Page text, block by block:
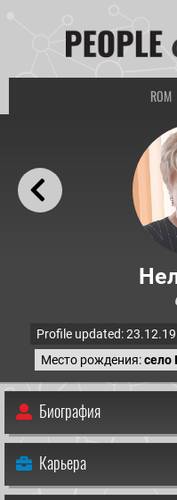
ROM
Profile updated: 23.12.19
Место рождения:село
Биография
Карьера